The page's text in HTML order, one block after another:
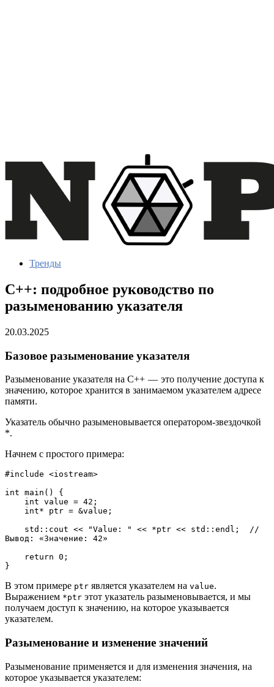
Тренды
C++: подробное руководство по
разыменованию указателя
20.03.2025
Базовое разыменование указателя
Разыменование указателя на C++ — это получение доступа к
значению, которое хранится в занимаемом указателем адресе
памяти.
Указатель обычно разыменовывается оператором-звездочкой
*.
Начнем с простого примера:
#include <iostream>
int main() {
    int value = 42;
    int* ptr = &value;
Вывод: «Значение: 42»
    return 0;
}
В этом примере ptr является указателем на value.
Выражением *ptr этот указатель разыменовывается, и мы
получаем доступ к значению, на которое указывается
указателем.
Разыменование и изменение значений
Разыменование применяется и для изменения значения, на
которое указывается указателем: